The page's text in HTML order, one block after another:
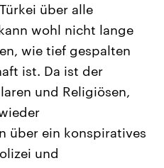
aus
USA
Aktuelle Beiträge,
Hintergründe
Wirtschaftlich und
gehören die Vereinigten
den mächtigsten Ländern
mit großem Einfluss auf
aktuelle Weltgeschehen.
Podcasts
über alle
wohl nicht lange
wie tief gespalten
ist. Da ist der
und Religiösen,
über ein konspiratives
und